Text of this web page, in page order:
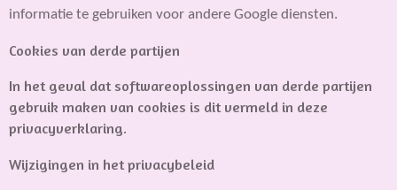
informatie te gebruiken voor andere Google diensten.
Cookies van derde partijen
In het geval dat softwareoplossingen van derde partijen
gebruik maken van cookies is dit vermeld in deze
privacyverklaring.
Wijzigingen in het privacybeleid